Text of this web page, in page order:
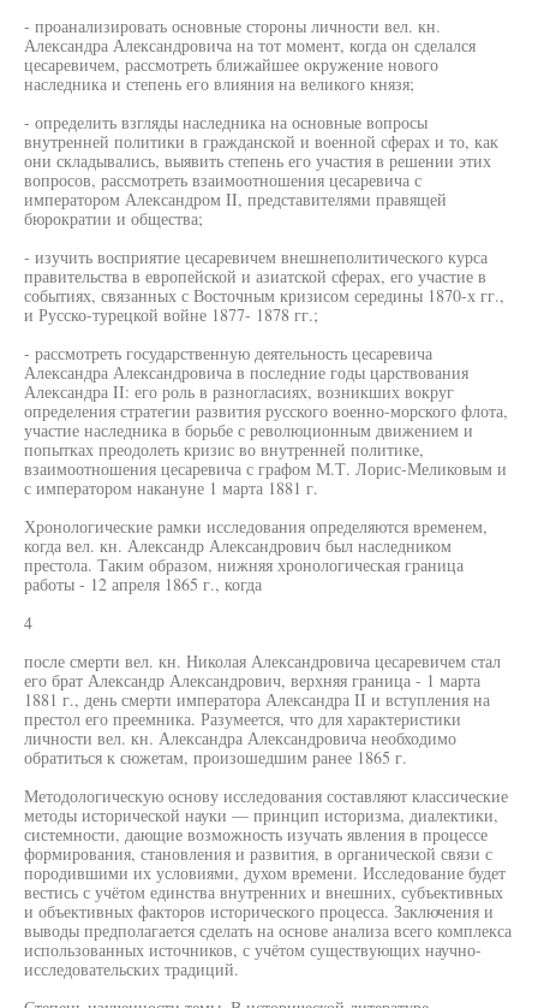
- проанализировать основные стороны личности вел. кн.
Александра Александровича на тот момент, когда он сделался
цесаревичем, рассмотреть ближайшее окружение нового
наследника и степень его влияния на великого князя;
- определить взгляды наследника на основные вопросы
внутренней политики в гражданской и военной сферах и то, как
они складывались, выявить степень его участия в решении этих
вопросов, рассмотреть взаимоотношения цесаревича с
императором Александром II, представителями правящей
бюрократии и общества;
- изучить восприятие цесаревичем внешнеполитического курса
правительства в европейской и азиатской сферах, его участие в
событиях, связанных с Восточным кризисом середины 1870-х гг.,
и Русско-турецкой войне 1877- 1878 гг.;
- рассмотреть государственную деятельность цесаревича
Александра Александровича в последние годы царствования
Александра II: его роль в разногласиях, возникших вокруг
определения стратегии развития русского военно-морского флота,
участие наследника в борьбе с революционным движением и
попытках преодолеть кризис во внутренней политике,
взаимоотношения цесаревича с графом М.Т. Лорис-Меликовым и
с императором накануне 1 марта 1881 г.
Хронологические рамки исследования определяются временем,
когда вел. кн. Александр Александрович был наследником
престола. Таким образом, нижняя хронологическая граница
работы - 12 апреля 1865 г., когда
4
после смерти вел. кн. Николая Александровича цесаревичем стал
его брат Александр Александрович, верхняя граница - 1 марта
1881 г., день смерти императора Александра II и вступления на
престол его преемника. Разумеется, что для характеристики
личности вел. кн. Александра Александровича необходимо
обратиться к сюжетам, произошедшим ранее 1865 г.
Методологическую основу исследования составляют классические
методы исторической науки — принцип историзма, диалектики,
системности, дающие возможность изучать явления в процессе
формирования, становления и развития, в органической связи с
породившими их условиями, духом времени. Исследование будет
вестись с учётом единства внутренних и внешних, субъективных
и объективных факторов исторического процесса. Заключения и
выводы предполагается сделать на основе анализа всего комплекса
использованных источников, с учётом существующих научно-
исследовательских традиций.